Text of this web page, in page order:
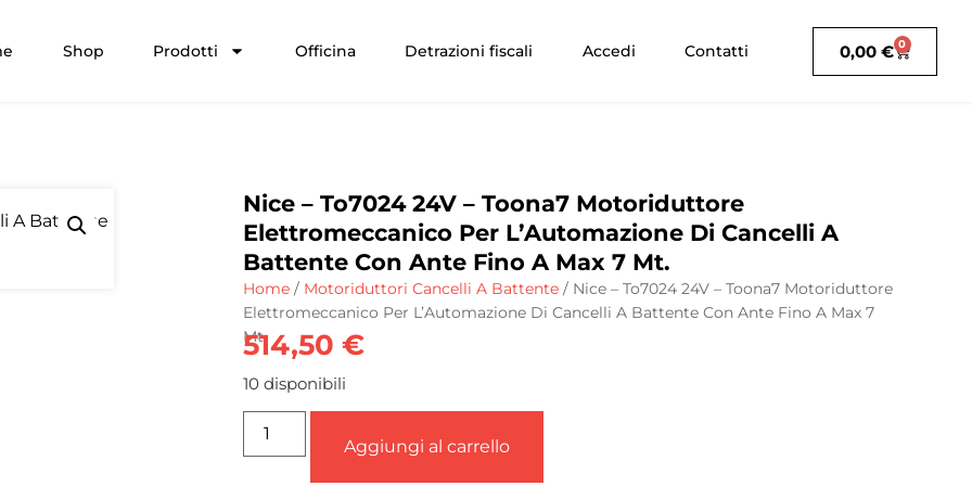
Shop Prodotti Officina Detrazioni fiscali Accedi Contatti 0,00 € 0
Nice – To7024 24V – Toona7 Motoriduttore
Elettromeccanico Per L’Automazione Di Cancelli A
Battente Con Ante Fino A Max 7 Mt.
Home / Motoriduttori Cancelli A Battente / Nice – To7024 24V – Toona7 Motoriduttore
Elettromeccanico Per L’Automazione Di Cancelli A Battente Con Ante Fino A Max 7
Mt.
514,50 €
10 disponibili
Aggiungi al carrello